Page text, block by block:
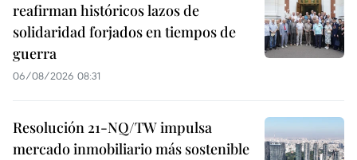
reafirman históricos lazos de
solidaridad forjados en tiempos de
guerra
06/08/2026 08:31
Resolución 21-NQ/TW impulsa
mercado inmobiliario más sostenible